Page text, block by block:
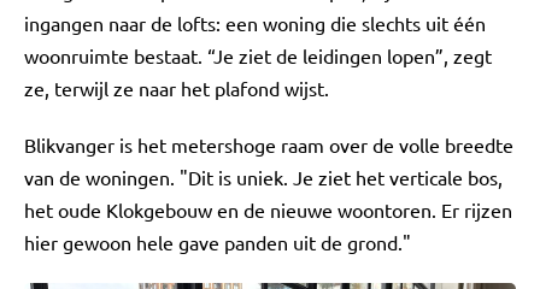
ingangen naar de lofts: een woning die slechts uit één
woonruimte bestaat. “Je ziet de leidingen lopen”, zegt
ze, terwijl ze naar het plafond wijst.
Blikvanger is het metershoge raam over de volle breedte
van de woningen. "Dit is uniek. Je ziet het verticale bos,
het oude Klokgebouw en de nieuwe woontoren. Er rijzen
hier gewoon hele gave panden uit de grond."